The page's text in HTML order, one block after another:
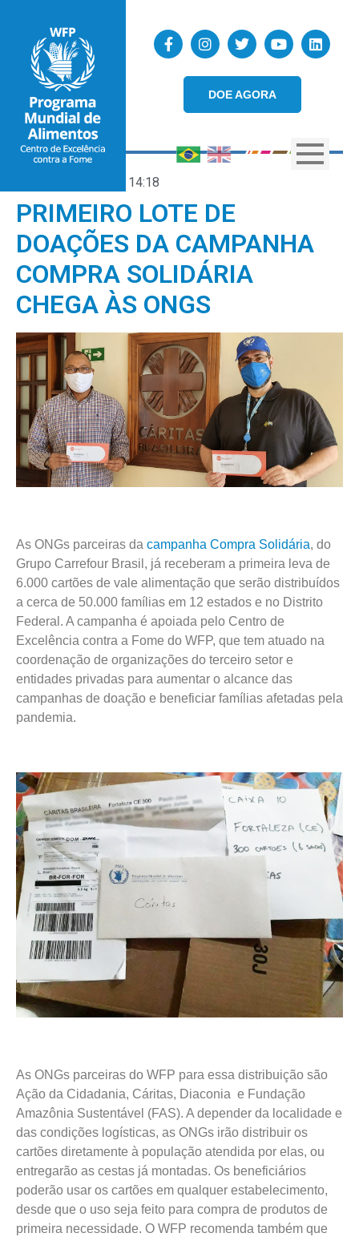
DOE AGORA
14:18
PRIMEIRO LOTE DE
DOAÇÕES DA CAMPANHA
COMPRA SOLIDÁRIA
CHEGA ÀS ONGS
As ONGs parceiras da campanha Compra Solidária, do
Grupo Carrefour Brasil, já receberam a primeira leva de
6.000 cartões de vale alimentação que serão distribuídos
a cerca de 50.000 famílias em 12 estados e no Distrito
Federal. A campanha é apoiada pelo Centro de
Excelência contra a Fome do WFP, que tem atuado na
coordenação de organizações do terceiro setor e
entidades privadas para aumentar o alcance das
campanhas de doação e beneficiar famílias afetadas pela
pandemia.
As ONGs parceiras do WFP para essa distribuição são
Ação da Cidadania, Cáritas, Diaconia e Fundação
Amazônia Sustentável (FAS). A depender da localidade e
das condições logísticas, as ONGs irão distribuir os
cartões diretamente à população atendida por elas, ou
entregarão as cestas já montadas. Os beneficiários
poderão usar os cartões em qualquer estabelecimento,
desde que o uso seja feito para compra de produtos de
primeira necessidade. O WFP recomenda também que